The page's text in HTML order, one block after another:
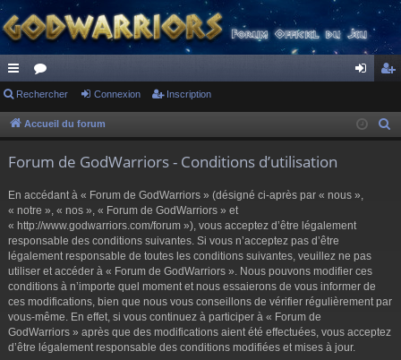
ac
co
s
or
u ne cri
Rechercher Connexion Inscription
Accueil du forum
Forum de GodWarriors - Conditions d’utilisation
En accédant à « Forum de GodWarriors » (désigné ci-après par « nous »,
« notre », « nos », « Forum de GodWarriors » et
« http://www.godwarriors.com/forum »), vous acceptez d’être légalement
responsable des conditions suivantes. Si vous n’acceptez pas d’être
légalement responsable de toutes les conditions suivantes, veuillez ne pas
utiliser et accéder à « Forum de GodWarriors ». Nous pouvons modifier ces
conditions à n’importe quel moment et nous essaierons de vous informer de
ces modifications, bien que nous vous conseillons de vérifier régulièrement par
vous-même. En effet, si vous continuez à participer à « Forum de
GodWarriors » après que des modifications aient été effectuées, vous acceptez
d’être légalement responsable des conditions modifiées et mises à jour.